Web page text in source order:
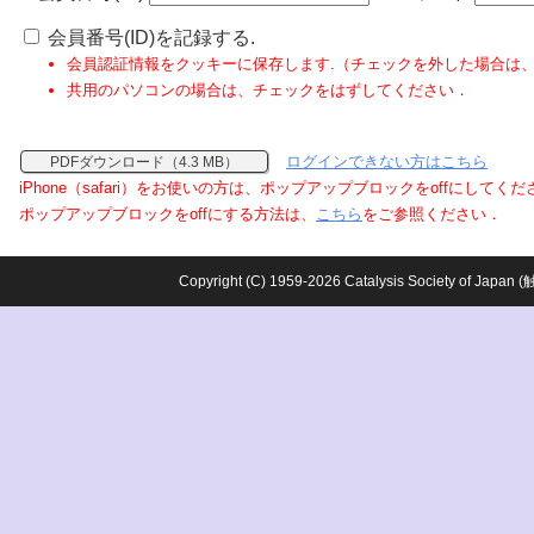
会員番号(ID)を記録する.
会員認証情報をクッキーに保存します.（チェックを外した場合は
共用のパソコンの場合は、チェックをはずしてください．
PDFダウンロード（4.3 MB）
ログインできない方はこちら
iPhone（safari）をお使いの方は、ポップアップブロックをoffにしてくだ
ポップアップブロックをoffにする方法は、 こちら をご参照ください．
Copyright (C) 1959-2026 Catalysis Society of Japan (